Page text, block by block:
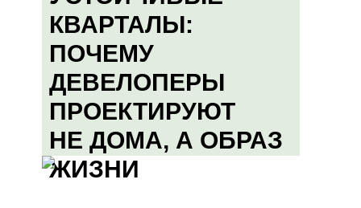
КВАРТАЛЫ:
ПОЧЕМУ
ДЕВЕЛОПЕРЫ
ПРОЕКТИРУЮТ
НЕ ДОМА, А ОБРАЗ
ЖИЗНИ